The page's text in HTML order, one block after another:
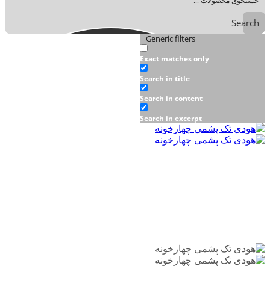
Search
Generic filters
Exact matches only
Search in title
Search in content
Search in excerpt